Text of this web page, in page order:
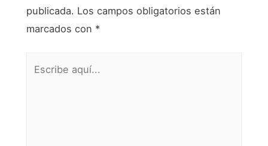
publicada. Los campos obligatorios están
marcados con *